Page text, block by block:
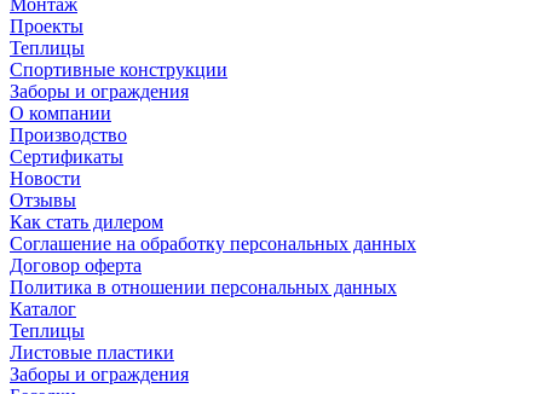
Проекты
Теплицы
Спортивные конструкции
Заборы и ограждения
О компании
Производство
Сертификаты
Новости
Отзывы
Как стать дилером
Соглашение на обработку персональных данных
Договор оферта
Политика в отношении персональных данных
Каталог
Теплицы
Листовые пластики
Заборы и ограждения